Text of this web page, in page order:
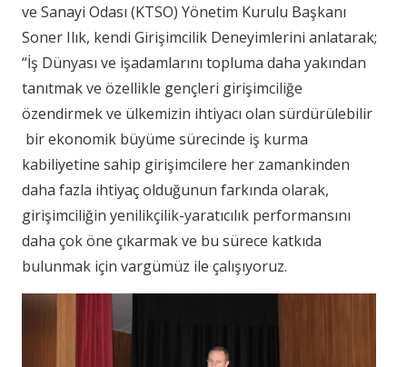
ve Sanayi Odası (KTSO) Yönetim Kurulu Başkanı
Soner Ilık, kendi Girişimcilik Deneyimlerini anlatarak;
“İş Dünyası ve işadamlarını topluma daha yakından
tanıtmak ve özellikle gençleri girişimciliğe
özendirmek ve ülkemizin ihtiyacı olan sürdürülebilir
bir ekonomik büyüme sürecinde iş kurma
kabiliyetine sahip girişimcilere her zamankinden
daha fazla ihtiyaç olduğunun farkında olarak,
girişimciliğin yenilikçilik-yaratıcılık performansını
daha çok öne çıkarmak ve bu sürece katkıda
bulunmak için vargümüz ile çalışıyoruz.